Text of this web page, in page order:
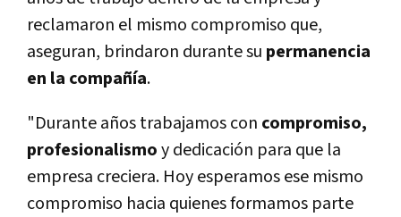
reclamaron el mismo compromiso que,
aseguran, brindaron durante su permanencia
en la compañía.
"Durante años trabajamos con compromiso,
profesionalismoy dedicación para que la
empresa creciera. Hoy esperamos ese mismo
compromiso hacia quienes formamos parte